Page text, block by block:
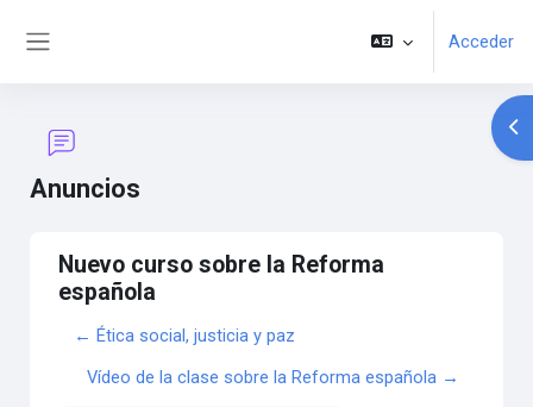
Acceder
Anuncios
Nuevo curso sobre la Reforma
española
← Ética social, justicia y paz
Vídeo de la clase sobre la Reforma española →